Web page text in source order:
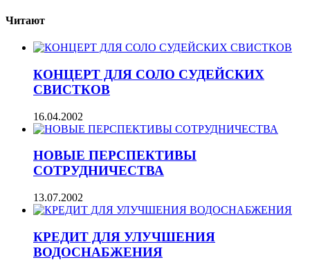
Читают
КОНЦЕРТ ДЛЯ СОЛО СУДЕЙСКИХ
СВИСТКОВ
16.04.2002
НОВЫЕ ПЕРСПЕКТИВЫ
СОТРУДНИЧЕСТВА
13.07.2002
КРЕДИТ ДЛЯ УЛУЧШЕНИЯ
ВОДОСНАБЖЕНИЯ